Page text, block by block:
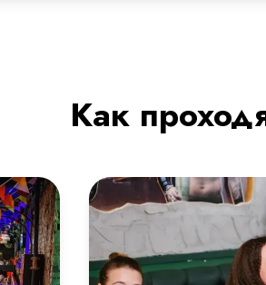
Как